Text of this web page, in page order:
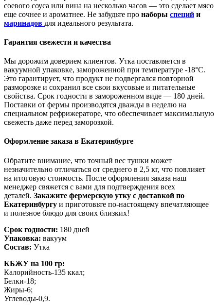
соевого соуса или вина на несколько часов — это сделает мясо
еще сочнее и ароматнее. Не забудьте про наборы специй и
маринадов для идеального результата.
Гарантия свежести и качества
Мы дорожим доверием клиентов. Утка поставляется в
вакуумной упаковке, замороженной при температуре -18°C.
Это гарантирует, что продукт не подвергался повторной
разморозке и сохранил все свои вкусовые и питательные
свойства. Срок годности в замороженном виде — 180 дней.
Поставки от фермы производятся дважды в неделю на
специальном рефрижераторе, что обеспечивает максимальную
свежесть даже перед заморозкой.
Оформление заказа в Екатеринбурге
Обратите внимание, что точный вес тушки может
незначительно отличаться от среднего в 2,5 кг, что повлияет
на итоговую стоимость. После оформления заказа наш
менеджер свяжется с вами для подтверждения всех
деталей. Закажите фермерскую утку с доставкой по
Екатеринбургу и приготовьте по-настоящему впечатляющее
и полезное блюдо для своих близких!
Срок годности: 180 дней
Упаковка: вакуум
Состав: Утка
КБЖУ на 100 гр:
Калорийность-135 ккал;
Белки-18;
Жиры-6;
Углеводы-0,9.